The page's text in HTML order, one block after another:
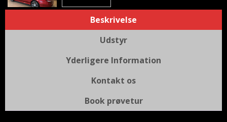
Beskrivelse
Udstyr
Yderligere Information
Kontakt os
Book prøvetur